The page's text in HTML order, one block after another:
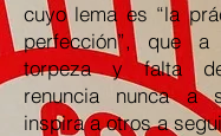
cuyo lema es “la
perfección”, que
torpeza y falta
renuncia nunca a
inspira a otros a